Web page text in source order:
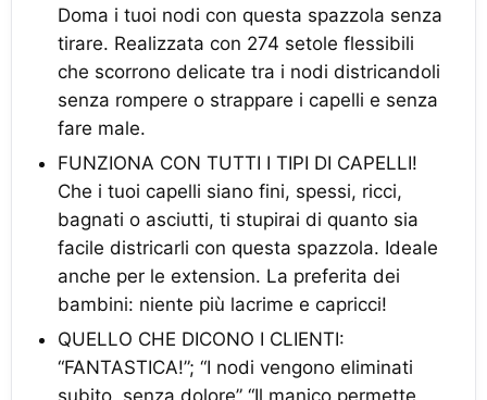
Doma i tuoi nodi con questa spazzola senza
tirare. Realizzata con 274 setole flessibili
che scorrono delicate tra i nodi districandoli
senza rompere o strappare i capelli e senza
fare male.
FUNZIONA CON TUTTI I TIPI DI CAPELLI!
Che i tuoi capelli siano fini, spessi, ricci,
bagnati o asciutti, ti stupirai di quanto sia
facile districarli con questa spazzola. Ideale
anche per le extension. La preferita dei
bambini: niente più lacrime e capricci!
QUELLO CHE DICONO I CLIENTI:
“FANTASTICA!”; “I nodi vengono eliminati